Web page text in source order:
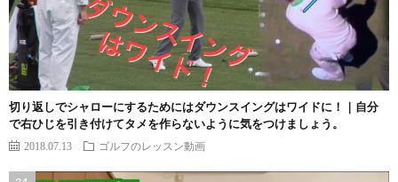
切り返しでシャローにするためにはダウンスイングはワイドに！｜自分
で右ひじを引き付けてタメを作らないように気をつけましょう。
2018.07.13 ゴルフのレッスン動画